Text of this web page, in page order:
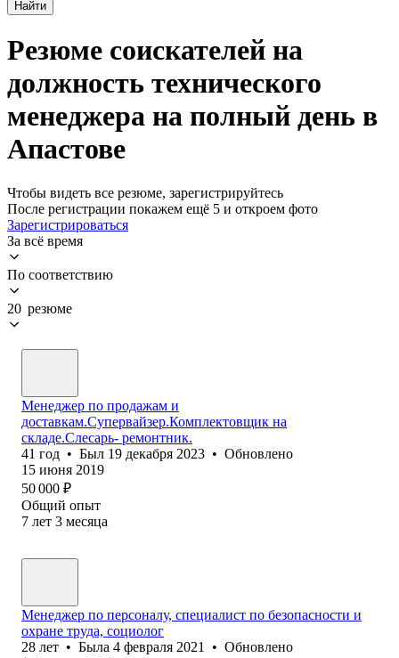
Найти
Резюме соискателей на
должность технического
менеджера на полный день в
Апастове
Чтобы видеть все резюме, зарегистрируйтесь
После регистрации покажем ещё 5 и откроем фото
Зарегистрироваться
За всё время
По соответствию
20 резюме
Менеджер по продажам и
доставкам.Супервайзер.Комплектовщик на
складе.Слесарь- ремонтник.
41 год • Был 19 декабря 2023 • Обновлено
15 июня 2019
50 000 ₽
Общий опыт
7 лет 3 месяца
Менеджер по персоналу, специалист по безопасности и
охране труда, социолог
28 лет • Была 4 февраля 2021 • Обновлено